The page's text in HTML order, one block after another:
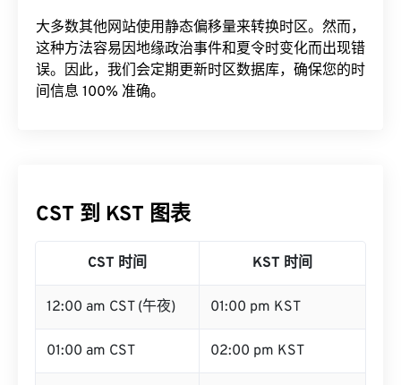
大多数其他网站使用静态偏移量来转换时区。然而，
这种方法容易因地缘政治事件和夏令时变化而出现错
误。因此，我们会定期更新时区数据库，确保您的时
间信息 100% 准确。
CST 到 KST 图表
CST 时间 KST 时间
12:00 am CST (午夜) 01:00 pm KST
01:00 am CST 02:00 pm KST